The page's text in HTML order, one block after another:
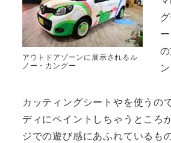
アウトドアゾーンに展示されるル
ノー・カングー
カッティングシートやを使うの
ディにペイントしちゃうところ
ジでの遊び感にあふれているも